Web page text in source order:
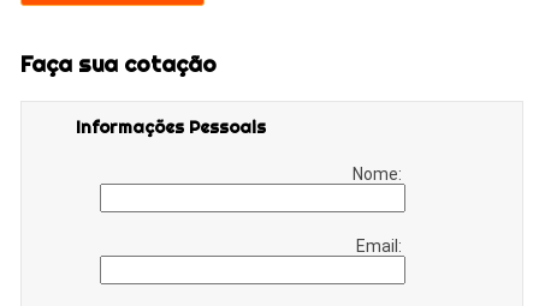
Faça sua cotação
Informações Pessoais
Nome:
Email: